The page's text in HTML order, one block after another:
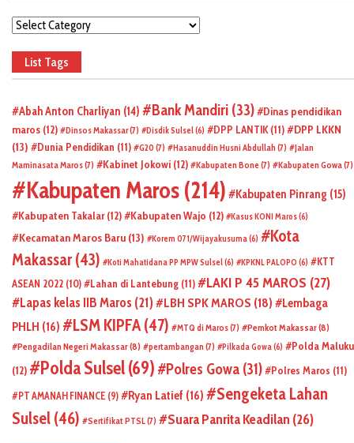
Categories
List Tags
Abah Anton Charliyan (14) Bank Mandiri (33)
Dinas pendidikan
maros (12) Dinsos Makassar(7) Disdik Sulsel(6) DPP LANTIK(11)
DPP LKKN
(13)
Dunia Pendidikan (11) G20 (7) Hasanuddin Husni Abdullah (7)
Jalan
Maminasata Maros(7) Kabinet Jokowi (12) Kabupaten Bone (7) Kabupaten Gowa(7)
Kabupaten Maros (214) Kabupaten Pinrang (15)
Kabupaten Takalar(12) Kabupaten Wajo (12) Kasus KONI Maros(6)
Kecamatan Maros Baru (13) Korem 071/Wijayakusuma(6)
Kota
Makassar(43) Koti Mahatidana PP MPW Sulsel(6) KPKNL PALOPO (6)
KTT
ASEAN 2022 (10) Lahan di Lantebung (11) LAKI P 45 MAROS (27)
Lapas kelas IIB Maros (21) LBH SPK MAROS (18)
Lembaga
PHLH (16) LSM KIPFA (47) MTQ di Maros(7) Pemkot Makassar(8)
Pengadilan Negeri Makassar(8) pertambangan (7) Pilkada Gowa(6)
Polda Maluku
(12)
Polda Sulsel(69) Polres Gowa (31) Polres Maros (11)
PT AMANAH FINANCE (9) Ryan Latief (16)
Sengeketa Lahan
Sulsel (46) Sertifikat PTSL(7) Suara Panrita Keadilan (26)